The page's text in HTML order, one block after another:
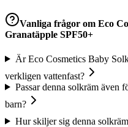
Vanliga frågor om Eco
Granatäpple SPF50+
Är Eco Cosmetics Baby
verkligen vattenfast?
Passar denna solkräm även
barn?
Hur skiljer sig denna